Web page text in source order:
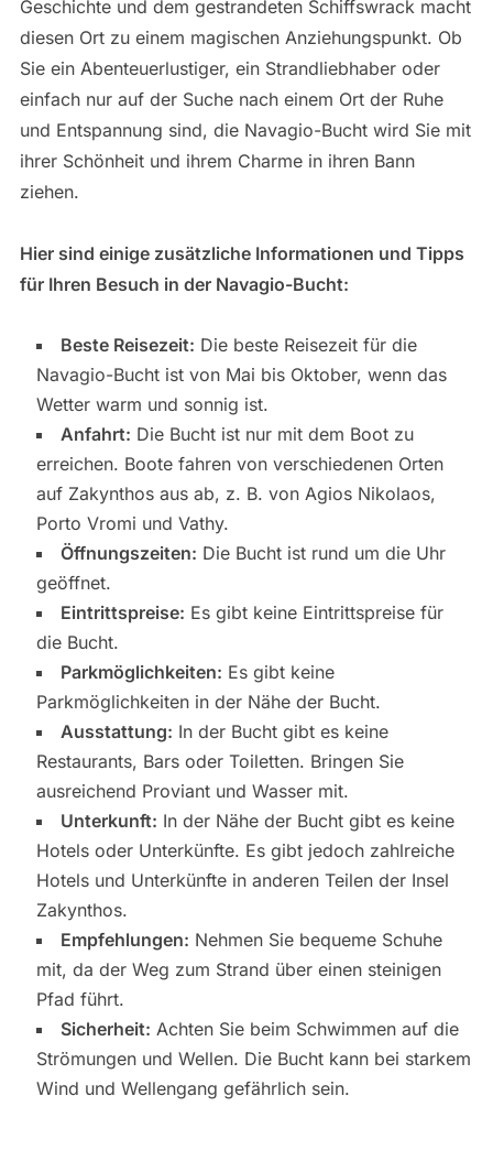
Geschichte und dem gestrandeten Schiffswrack macht
diesen Ort zu einem magischen Anziehungspunkt. Ob
Sie ein Abenteuerlustiger, ein Strandliebhaber oder
einfach nur auf der Suche nach einem Ort der Ruhe
und Entspannung sind, die Navagio-Bucht wird Sie mit
ihrer Schönheit und ihrem Charme in ihren Bann
ziehen.
Hier sind einige zusätzliche Informationen und Tipps
für Ihren Besuch in der Navagio-Bucht:
Beste Reisezeit: Die beste Reisezeit für die
Navagio-Bucht ist von Mai bis Oktober, wenn das
Wetter warm und sonnig ist.
Anfahrt: Die Bucht ist nur mit dem Boot zu
erreichen. Boote fahren von verschiedenen Orten
auf Zakynthos aus ab, z. B. von Agios Nikolaos,
Porto Vromi und Vathy.
Öffnungszeiten: Die Bucht ist rund um die Uhr
geöffnet.
Eintrittspreise: Es gibt keine Eintrittspreise für
die Bucht.
Parkmöglichkeiten: Es gibt keine
Parkmöglichkeiten in der Nähe der Bucht.
Ausstattung: In der Bucht gibt es keine
Restaurants, Bars oder Toiletten. Bringen Sie
ausreichend Proviant und Wasser mit.
Unterkunft: In der Nähe der Bucht gibt es keine
Hotels oder Unterkünfte. Es gibt jedoch zahlreiche
Hotels und Unterkünfte in anderen Teilen der Insel
Zakynthos.
Empfehlungen: Nehmen Sie bequeme Schuhe
mit, da der Weg zum Strand über einen steinigen
Pfad führt.
Sicherheit: Achten Sie beim Schwimmen auf die
Strömungen und Wellen. Die Bucht kann bei starkem
Wind und Wellengang gefährlich sein.